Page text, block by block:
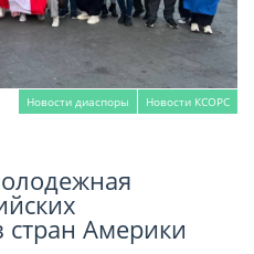
Новости диаспоры Новости КСОРС
стран Америки